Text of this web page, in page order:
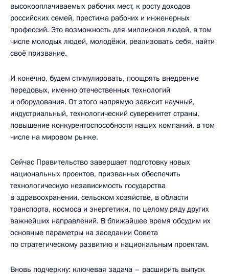
высокооплачиваемых рабочих мест, к росту доходов
российских семей, престижа рабочих и инженерных
профессий. Это возможность для миллионов людей, в том
числе молодых людей, молодёжи, реализовать себя, найти
своё призвание.
И конечно, будем стимулировать, поощрять внедрение
передовых, именно отечественных технологий
и оборудования. От этого напрямую зависит научный,
индустриальный, технологический суверенитет страны,
повышение конкурентоспособности наших компаний, в том
числе на мировом рынке.
Сейчас Правительство завершает подготовку новых
национальных проектов, призванных обеспечить
технологическую независимость государства
в здравоохранении, сельском хозяйстве, в области
транспорта, космоса и энергетики, по целому ряду других
важнейших направлений. В ближайшее время обсудим их
основные параметры на заседании Совета
по стратегическому развитию и национальным проектам.
Вновь подчеркну: ключевая задача – расширить выпуск